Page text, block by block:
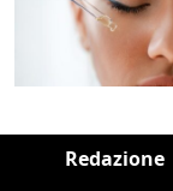
Redazione